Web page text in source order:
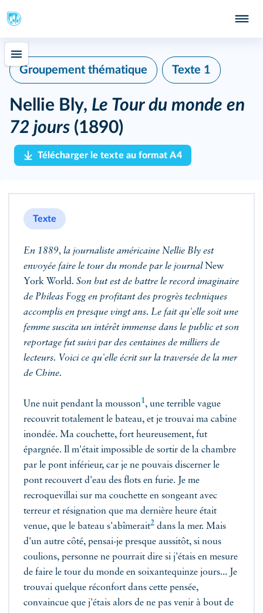
Groupement thématique Texte 1
Nellie Bly, Le Tour du monde en
72 jours (1890)
Télécharger le texte au format A4
Texte
En 1889, la journaliste américaine Nellie Bly est
envoyée faire le tour du monde par le journal New
York World. Son but est de battre le record imaginaire
de Phileas Fogg en profitant des progrès techniques
accomplis en presque vingt ans. Le fait qu'elle soit une
femme suscita un intérêt immense dans le public et son
reportage fut suivi par des centaines de milliers de
lecteurs. Voici ce qu'elle écrit sur la traversée de la mer
de Chine.
Une nuit pendant la mousson1, une terrible vague
recouvrit totalement le bateau, et je trouvai ma cabine
inondée. Ma couchette, fort heureusement, fut
épargnée. Il m'était impossible de sortir de la chambre
par le pont inférieur, car je ne pouvais discerner le
pont recouvert d'eau des flots en furie. Je me
recroquevillai sur ma couchette en songeant avec
terreur et résignation que ma dernière heure était
venue, que le bateau s'abîmerait2 dans la mer. Mais
d'un autre côté, pensai-je presque aussitôt, si nous
coulions, personne ne pourrait dire si j'étais en mesure
de faire le tour du monde en soixantequinze jours... Je
trouvai quelque réconfort dans cette pensée,
convaincue que j'étais alors de ne pas venir à bout de